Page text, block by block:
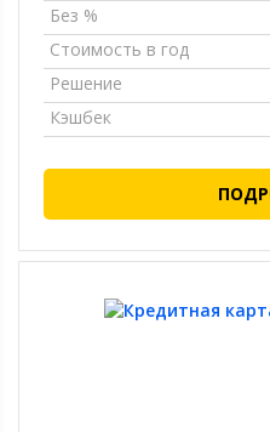
Без %
Стоимость в год
Решение
Кэшбек